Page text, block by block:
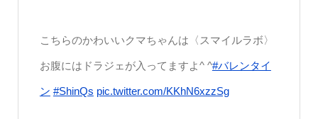
こちらのかわいいクマちゃんは〈スマイルラボ〉
お腹にはドラジェが入ってますよ^ ^#バレンタイ
ン #ShinQs pic.twitter.com/KKhN6xzzSg